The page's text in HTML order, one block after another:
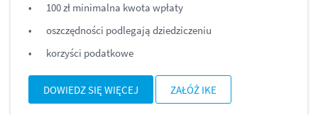
100 zł minimalna kwota wpłaty
oszczędności podlegają dziedziczeniu
korzyści podatkowe
DOWIEDZ SIĘ WIĘCEJ ZAŁÓŻ IKE